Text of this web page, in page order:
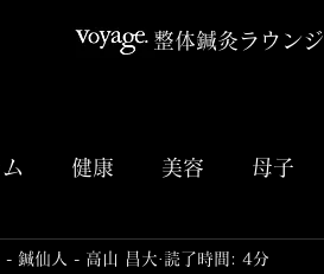
整体鍼灸ラウンジ
健康 美容 母子
メ 小説
- 鍼仙人 - 高山 昌大 読了時間: 4分